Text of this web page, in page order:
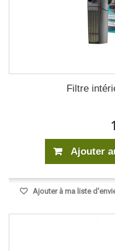
Filtre
Ajouter
Ajouter à ma liste